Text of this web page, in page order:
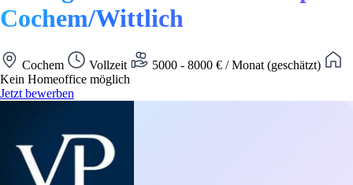
Cochem/Wittlich
Cochem Vollzeit
5000 - 8000 € / Monat (geschätzt)
Kein Homeoffice möglich
Jetzt bewerben